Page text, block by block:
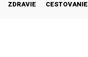
ZDRAVIE CESTOVANIE